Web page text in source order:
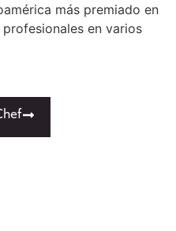
más premiado en
en varios